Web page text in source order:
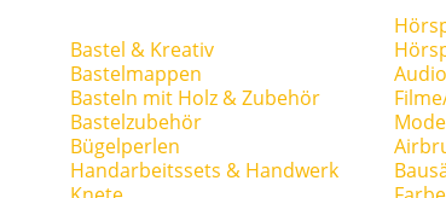
Bastel & Kreativ
Bastelmappen
Basteln mit Holz & Zubehör
Bastelzubehör
Bügelperlen
Handarbeitssets & Handwerk